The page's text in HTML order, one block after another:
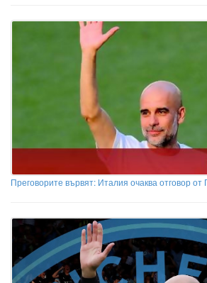
Преговорите вървят: Италия очаква отговор